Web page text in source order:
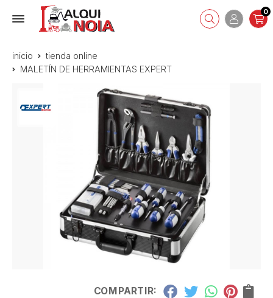
0
inicio
tienda online
MALETÍN DE HERRAMIENTAS EXPERT
COMPARTIR: